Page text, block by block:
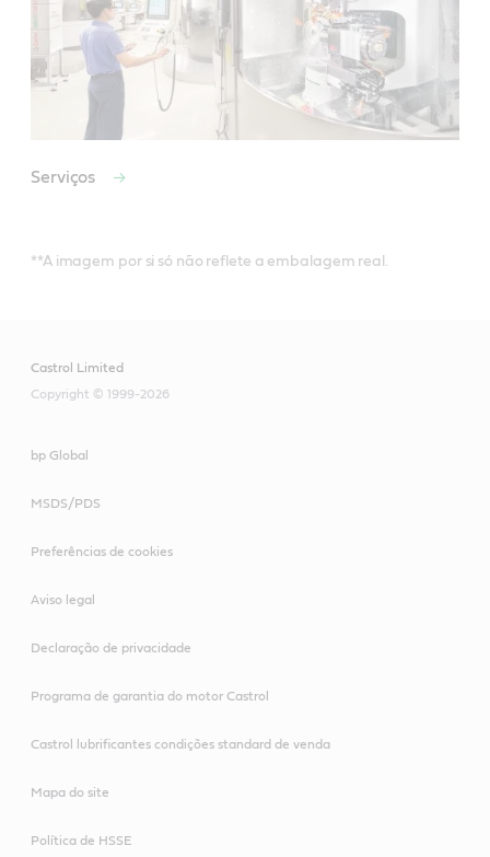
Serviços
**A imagem por si só não reflete a embalagem real.
Castrol Limited
Copyright © 1999-2026
bp Global
MSDS/PDS
Preferências de cookies
Aviso legal
Declaração de privacidade
Programa de garantia do motor Castrol
Castrol lubrificantes condições standard de venda
Mapa do site
Política de HSSE